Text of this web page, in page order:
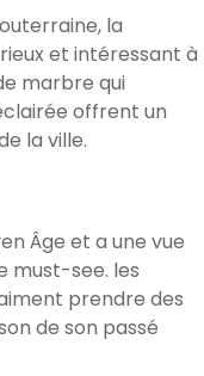
la
et intéressant à
marbre qui
offrent un
la ville.
Âge et a une vue
must-see. les
prendre des
de son passé